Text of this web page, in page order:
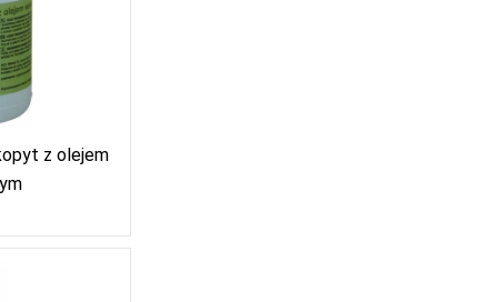
z olejem